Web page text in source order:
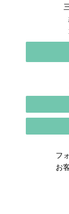
フ
お